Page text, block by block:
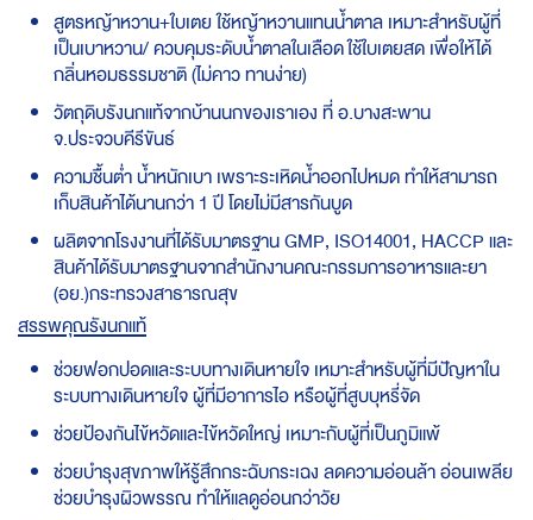
สูตรหญ้าหวาน+ใบเตย ใช้หญ้าหวานแทนน้ำตาล เหมาะสำหรับผู้ที่
เป็นเบาหวาน/ ควบคุมระดับน้ำตาลในเลือด ใช้ใบเตยสด เพื่อให้ได้
กลิ่นหอมธรรมชาติ (ไม่คาว ทานง่าย)
วัตถุดิบรังนกแท้จากบ้านนกของเราเอง ที่ อ.บางสะพาน
จ.ประจวบคีรีขันธ์
ความชื้นต่ำ น้ำหนักเบา เพราะระเหิดน้ำออกไปหมด ทำให้สามารถ
เก็บสินค้าได้นานกว่า 1 ปี โดยไม่มีสารกันบูด
ผลิตจากโรงงานที่ได้รับมาตรฐาน GMP, ISO14001, HACCP และ
สินค้าได้รับมาตรฐานจากสำนักงานคณะกรรมการอาหารและยา
(อย.)​กระทรวงสาธารณสุข
สรรพคุณรังนกแท้
ช่วยฟอกปอดและระบบทางเดินหายใจ เหมาะสำหรับผู้ที่มีปัญหาใน
ระบบทางเดินหายใจ ผู้ที่มีอาการไอ หรือผู้ที่สูบบุหรี่จัด
ช่วยป้องกันไข้หวัดและไข้หวัดใหญ่ เหมาะกับผู้ที่เป็นภูมิแพ้
ช่วยบำรุงสุขภาพให้รู้สึกกระฉับกระเฉง ลดความอ่อนล้า อ่อนเพลีย
ช่วยบำรุงผิวพรรณ ทำให้แลดูอ่อนกว่าวัย